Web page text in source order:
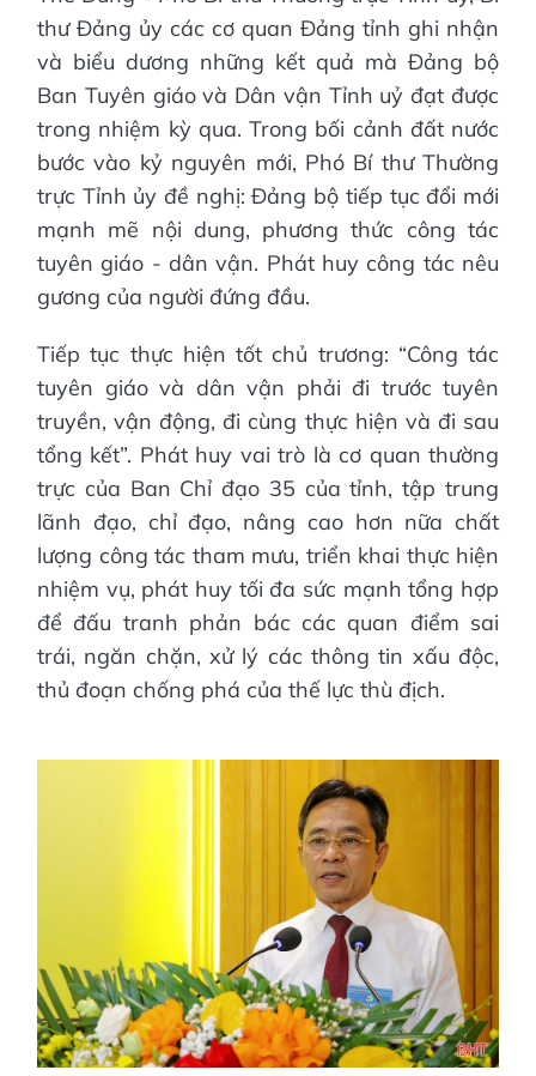
thư Đảng ủy các cơ quan Đảng tỉnh ghi nhận
và biểu dương những kết quả mà Đảng bộ
Ban Tuyên giáo và Dân vận Tỉnh uỷ đạt được
trong nhiệm kỳ qua. Trong bối cảnh đất nước
bước vào kỷ nguyên mới, Phó Bí thư Thường
trực Tỉnh ủy đề nghị: Đảng bộ tiếp tục đổi mới
mạnh mẽ nội dung, phương thức công tác
tuyên giáo - dân vận. Phát huy công tác nêu
gương của người đứng đầu.
Tiếp tục thực hiện tốt chủ trương: “Công tác
tuyên giáo và dân vận phải đi trước tuyên
truyền, vận động, đi cùng thực hiện và đi sau
tổng kết”. Phát huy vai trò là cơ quan thường
trực của Ban Chỉ đạo 35 của tỉnh, tập trung
lãnh đạo, chỉ đạo, nâng cao hơn nữa chất
lượng công tác tham mưu, triển khai thực hiện
nhiệm vụ, phát huy tối đa sức mạnh tổng hợp
để đấu tranh phản bác các quan điểm sai
trái, ngăn chặn, xử lý các thông tin xấu độc,
thủ đoạn chống phá của thế lực thù địch.